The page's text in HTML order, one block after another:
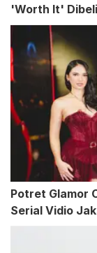
'Worth It'
Potret Glamor
Serial Vidio